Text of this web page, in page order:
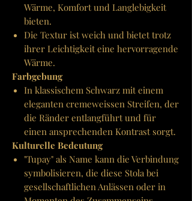
Wärme, Komfort und Langlebigkeit
bieten.
Die Textur ist weich und bietet trotz
ihrer Leichtigkeit eine hervorragende
Wärme.
Farbgebung
In klassischem Schwarz mit einem
eleganten cremeweissen Streifen, der
die Ränder entlangführt und für
einen ansprechenden Kontrast sorgt.
Kulturelle Bedeutung
"Tupay" als Name kann die Verbindung
symbolisieren, die diese Stola bei
gesellschaftlichen Anlässen oder in